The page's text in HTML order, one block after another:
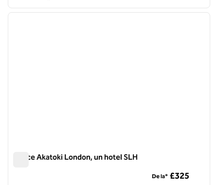
1 din 7
Prince Akatoki London, un hotel SLH
De la* £325